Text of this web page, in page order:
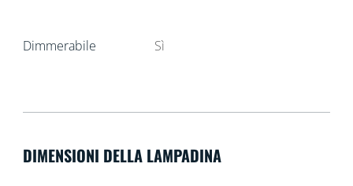
Dimmerabile Sì
DIMENSIONI DELLA LAMPADINA